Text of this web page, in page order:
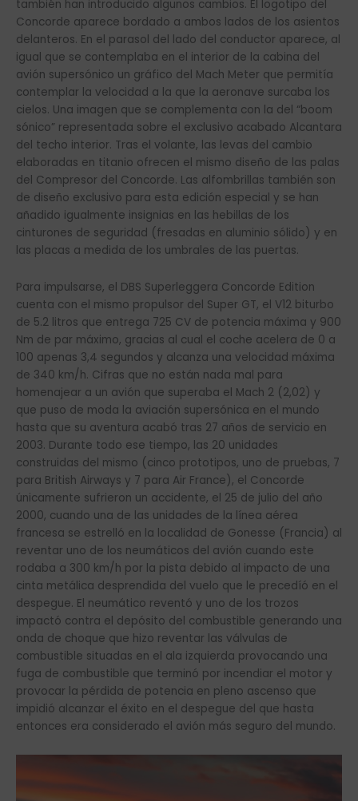
también han introducido algunos cambios. El logotipo del
Concorde aparece bordado a ambos lados de los asientos
delanteros. En el parasol del lado del conductor aparece, al
igual que se contemplaba en el interior de la cabina del
avión supersónico un gráfico del Mach Meter que permitía
contemplar la velocidad a la que la aeronave surcaba los
cielos. Una imagen que se complementa con la del “boom
sónico” representada sobre el exclusivo acabado Alcantara
del techo interior. Tras el volante, las levas del cambio
elaboradas en titanio ofrecen el mismo diseño de las palas
del Compresor del Concorde. Las alfombrillas también son
de diseño exclusivo para esta edición especial y se han
añadido igualmente insignias en las hebillas de los
cinturones de seguridad (fresadas en aluminio sólido) y en
las placas a medida de los umbrales de las puertas.
Para impulsarse, el DBS Superleggera Concorde Edition
cuenta con el mismo propulsor del Super GT, el V12 biturbo
de 5.2 litros que entrega 725 CV de potencia máxima y 900
Nm de par máximo, gracias al cual el coche acelera de 0 a
100 apenas 3,4 segundos y alcanza una velocidad máxima
de 340 km/h. Cifras que no están nada mal para
homenajear a un avión que superaba el Mach 2 (2,02) y
que puso de moda la aviación supersónica en el mundo
hasta que su aventura acabó tras 27 años de servicio en
2003. Durante todo ese tiempo, las 20 unidades
construidas del mismo (cinco prototipos, uno de pruebas, 7
para British Airways y 7 para Air France), el Concorde
únicamente sufrieron un accidente, el 25 de julio del año
2000, cuando una de las unidades de la línea aérea
francesa se estrelló en la localidad de Gonesse (Francia) al
reventar uno de los neumáticos del avión cuando este
rodaba a 300 km/h por la pista debido al impacto de una
cinta metálica desprendida del vuelo que le precedíó en el
despegue. El neumático reventó y uno de los trozos
impactó contra el depósito del combustible generando una
onda de choque que hizo reventar las válvulas de
combustible situadas en el ala izquierda provocando una
fuga de combustible que terminó por incendiar el motor y
provocar la pérdida de potencia en pleno ascenso que
impidió alcanzar el éxito en el despegue del que hasta
entonces era considerado el avión más seguro del mundo.